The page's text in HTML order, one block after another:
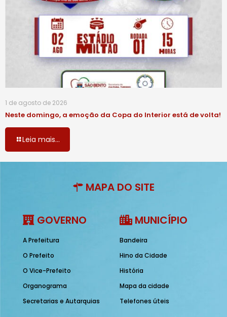
1 de agosto de 2026
Neste domingo, a emoção da Copa do Interior está de volta!
Leia mais...
MAPA DO SITE
GOVERNO
A Prefeitura
O Prefeito
O Vice-Prefeito
Organograma
Secretarias e Autarquias
MUNICÍPIO
Bandeira
Hino da Cidade
História
Mapa da cidade
Telefones úteis